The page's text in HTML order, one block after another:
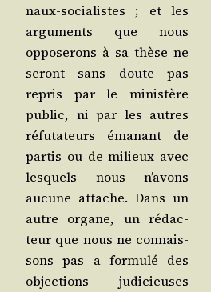
naux-socia­listes ; et les
argu­ments que nous
oppo­se­rons à sa thèse ne
seront sans doute pas
repris par le minis­tère
public, ni par les autres
réfu­ta­teurs éma­nant de
par­tis ou de milieux avec
les­quels nous n’a­vons
aucune attache. Dans un
autre organe, un rédac­
teur que nous ne connais­
sons pas a for­mu­lé des
objec­tions judi­cieuses